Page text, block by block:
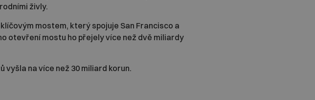
živly.
mostem, který spojuje San Francisco a
otevření mostu ho přejely více než dvě miliardy
vyšla na více než 30 miliard korun.